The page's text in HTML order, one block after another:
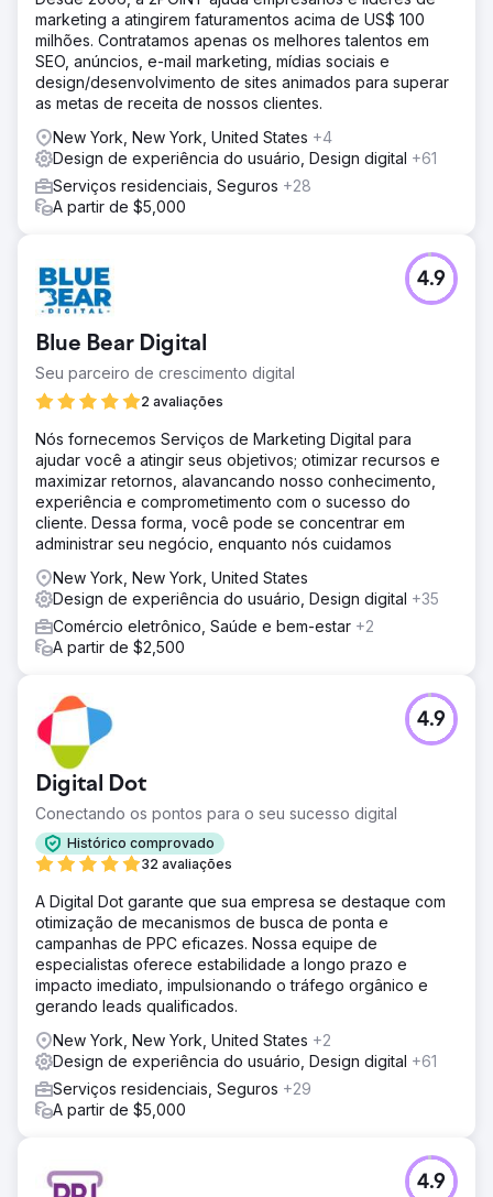
marketing a atingirem faturamentos acima de US$ 100
milhões. Contratamos apenas os melhores talentos em
SEO, anúncios, e-mail marketing, mídias sociais e
design/desenvolvimento de sites animados para superar
as metas de receita de nossos clientes.
New York, New York, United States +4
Design de experiência do usuário, Design digital +61
Serviços residenciais, Seguros +28
A partir de $5,000
Blue Bear Digital
Seu parceiro de crescimento digital
2 avaliações
4.9
Nós fornecemos Serviços de Marketing Digital para
ajudar você a atingir seus objetivos; otimizar recursos e
maximizar retornos, alavancando nosso conhecimento,
experiência e comprometimento com o sucesso do
cliente. Dessa forma, você pode se concentrar em
administrar seu negócio, enquanto nós cuidamos
New York, New York, United States
Design de experiência do usuário, Design digital +35
Comércio eletrônico, Saúde e bem-estar +2
A partir de $2,500
Digital Dot
Conectando os pontos para o seu sucesso digital
Histórico comprovado
32 avaliações
4.9
A Digital Dot garante que sua empresa se destaque com
otimização de mecanismos de busca de ponta e
campanhas de PPC eficazes. Nossa equipe de
especialistas oferece estabilidade a longo prazo e
impacto imediato, impulsionando o tráfego orgânico e
gerando leads qualificados.
New York, New York, United States +2
Design de experiência do usuário, Design digital +61
Serviços residenciais, Seguros +29
A partir de $5,000
4.9